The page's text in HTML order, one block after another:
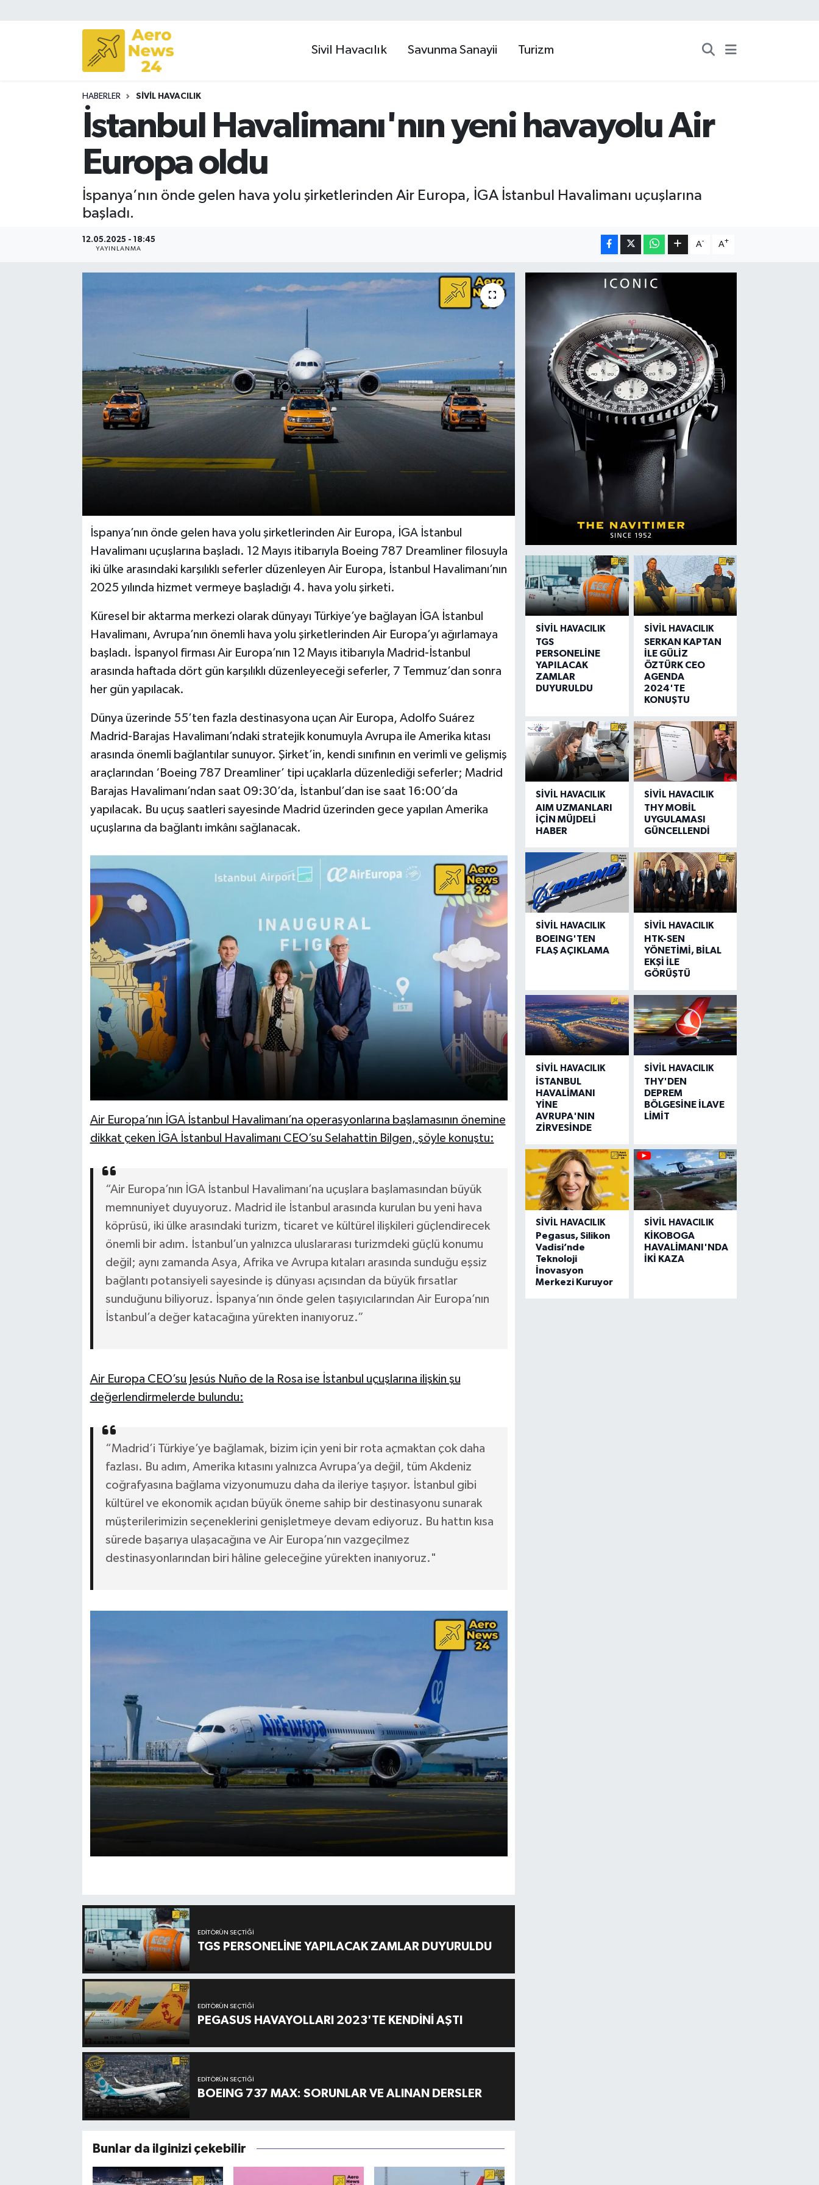
Sivil Havacılık Savunma Sanayii Turizm
HABERLER SIVIL HAVACILIK
İstanbul Havalimanı'nın yeni havayolu Air
Europa oldu
İspanya’nın önde gelen hava yolu şirketlerinden Air Europa, İGA İstanbul Havalimanı uçuşlarına
başladı.
12.05.2025 - 18:45
YAYINLANMA
A- A+
İspanya’nın önde gelen hava yolu şirketlerinden Air Europa, İGA İstanbul
Havalimanı uçuşlarına başladı. 12 Mayıs itibarıyla Boeing 787 Dreamliner filosuyla
iki ülke arasındaki karşılıklı seferler düzenleyen Air Europa, İstanbul Havalimanı’nın
2025 yılında hizmet vermeye başladığı 4. hava yolu şirketi.
Küresel bir aktarma merkezi olarak dünyayı Türkiye’ye bağlayan İGA İstanbul
Havalimanı, Avrupa’nın önemli hava yolu şirketlerinden Air Europa’yı ağırlamaya
başladı. İspanyol firması Air Europa’nın 12 Mayıs itibarıyla Madrid-İstanbul
arasında haftada dört gün karşılıklı düzenleyeceği seferler, 7 Temmuz’dan sonra
her gün yapılacak.
Dünya üzerinde 55’ten fazla destinasyona uçan Air Europa, Adolfo Suárez
Madrid-Barajas Havalimanı’ndaki stratejik konumuyla Avrupa ile Amerika kıtası
arasında önemli bağlantılar sunuyor. Şirket’in, kendi sınıfının en verimli ve gelişmiş
araçlarından ‘Boeing 787 Dreamliner’ tipi uçaklarla düzenlediği seferler; Madrid
Barajas Havalimanı’ndan saat 09:30’da, İstanbul’dan ise saat 16:00’da
yapılacak. Bu uçuş saatleri sayesinde Madrid üzerinden gece yapılan Amerika
uçuşlarına da bağlantı imkânı sağlanacak.
Air Europa’nın İGA İstanbul Havalimanı’na operasyonlarına başlamasının önemine
dikkat çeken İGA İstanbul Havalimanı CEO’su Selahattin Bilgen, şöyle konuştu:
“Air Europa’nın İGA İstanbul Havalimanı’na uçuşlara başlamasından büyük
memnuniyet duyuyoruz. Madrid ile İstanbul arasında kurulan bu yeni hava
köprüsü, iki ülke arasındaki turizm, ticaret ve kültürel ilişkileri güçlendirecek
önemli bir adım. İstanbul’un yalnızca uluslararası turizmdeki güçlü konumu
değil; aynı zamanda Asya, Afrika ve Avrupa kıtaları arasında sunduğu eşsiz
bağlantı potansiyeli sayesinde iş dünyası açısından da büyük fırsatlar
sunduğunu biliyoruz. İspanya’nın önde gelen taşıyıcılarından Air Europa’nın
İstanbul’a değer katacağına yürekten inanıyoruz.”
Air Europa CEO’su Jesús Nuño de la Rosa ise İstanbul uçuşlarına ilişkin şu
değerlendirmelerde bulundu:
“Madrid’i Türkiye’ye bağlamak, bizim için yeni bir rota açmaktan çok daha
fazlası. Bu adım, Amerika kıtasını yalnızca Avrupa’ya değil, tüm Akdeniz
coğrafyasına bağlama vizyonumuzu daha da ileriye taşıyor. İstanbul gibi
kültürel ve ekonomik açıdan büyük öneme sahip bir destinasyonu sunarak
müşterilerimizin seçeneklerini genişletmeye devam ediyoruz. Bu hattın kısa
sürede başarıya ulaşacağına ve Air Europa’nın vazgeçilmez
destinasyonlarından biri hâline geleceğine yürekten inanıyoruz."
EDITÖRÜN SEÇTIĞI
TGS PERSONELİNE YAPILACAK ZAMLAR DUYURULDU
EDITÖRÜN SEÇTIĞI
PEGASUS HAVAYOLLARI 2023'TE KENDİNİ AŞTI
EDITÖRÜN SEÇTIĞI
BOEING 737 MAX: SORUNLAR VE ALINAN DERSLER
Bunlar da ilginizi çekebilir
SIVIL HAVACILIK
TGS
PERSONELİNE
YAPILACAK
ZAMLAR
DUYURULDU
SIVIL HAVACILIK
SERKAN KAPTAN
İLE GÜLİZ
ÖZTÜRK CEO
AGENDA
2024'TE
KONUŞTU
SIVIL HAVACILIK
AIM UZMANLARI
İÇİN MÜJDELİ
HABER
SIVIL HAVACILIK
THY MOBİL
UYGULAMASI
GÜNCELLENDİ
SIVIL HAVACILIK
BOEING'TEN
FLAŞ AÇIKLAMA
SIVIL HAVACILIK
HTK-SEN
YÖNETİMİ, BİLAL
EKŞİ İLE
GÖRÜŞTÜ
SIVIL HAVACILIK
İSTANBUL
HAVALİMANI
YİNE
AVRUPA'NIN
ZİRVESİNDE
SIVIL HAVACILIK
THY'DEN
DEPREM
BÖLGESİNE İLAVE
LİMİT
SIVIL HAVACILIK
Pegasus, Silikon
Vadisi’nde
Teknoloji
İnovasyon
Merkezi Kuruyor
SIVIL HAVACILIK
KİKOBOGA
HAVALİMANI'NDA
İKİ KAZA
Sivil Havacılık